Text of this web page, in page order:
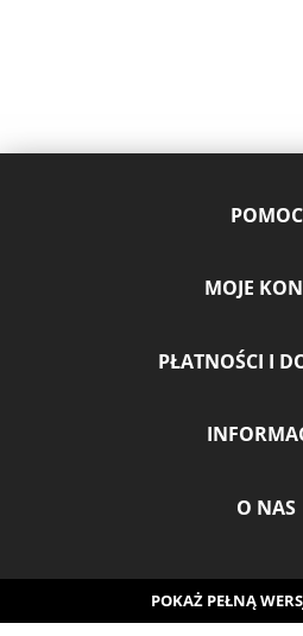
POMOC
MOJE
PŁATNOŚCI I
O NAS
POKAŻ PEŁNĄ